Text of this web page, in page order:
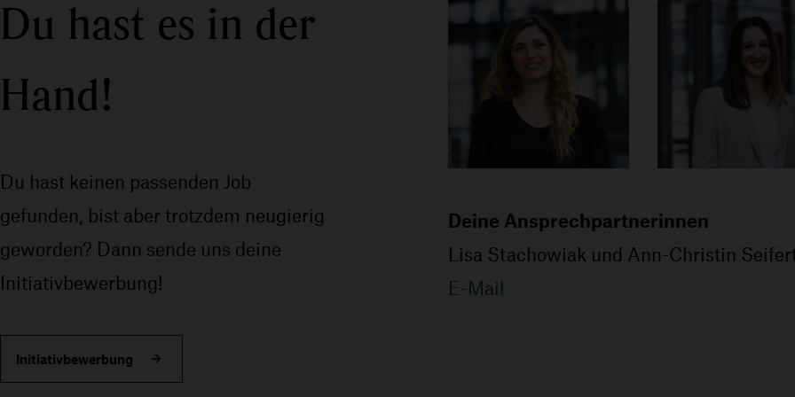
Du hast es in der
Hand!
Du hast keinen passenden Job
gefunden, bist aber trotzdem neugierig
geworden? Dann sende uns deine
Initiativbewerbung!
Initiativbewerbung
Deine Ansprechpartnerinnen
Lisa Stachowiak und Ann-Christin
E-Mail